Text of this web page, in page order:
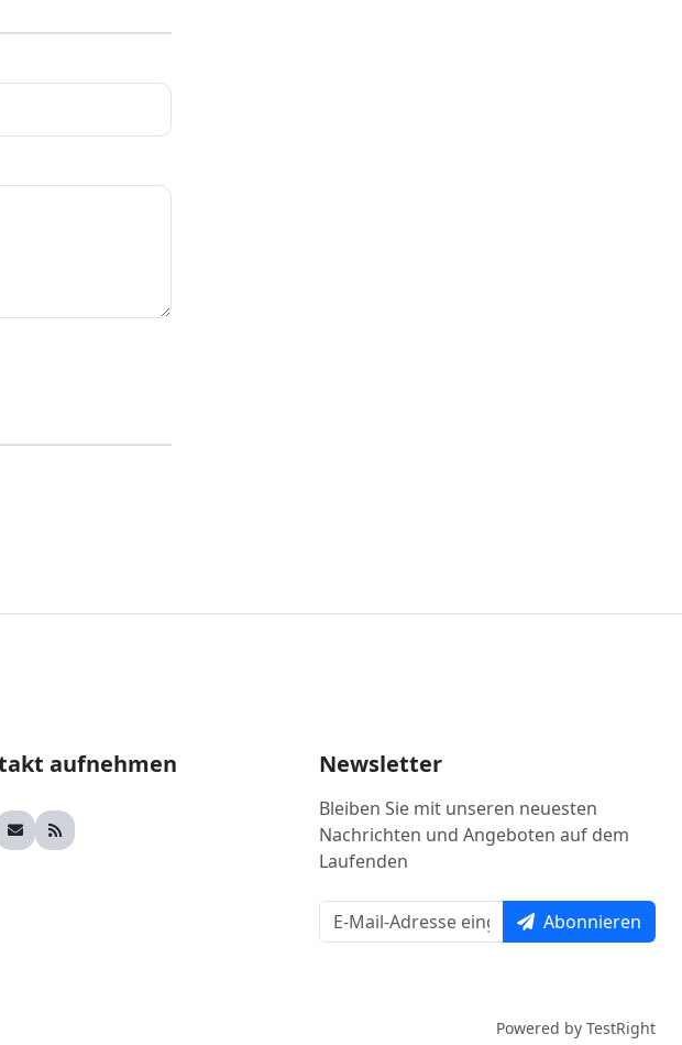
aufnehmen Newsletter
Bleiben Sie mit unseren neuesten
Nachrichten und Angeboten auf dem
Laufenden
Abonnieren
Powered by TestRight